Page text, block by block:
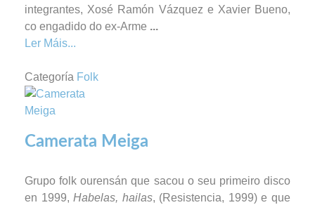
integrantes, Xosé Ramón Vázquez e Xavier Bueno,
co engadido do ex-Arme ...
Ler Máis...
Categoría Folk
Camerata Meiga
Grupo folk ourensán que sacou o seu primeiro disco
en 1999,Habelas, hailas, (Resistencia, 1999) e que